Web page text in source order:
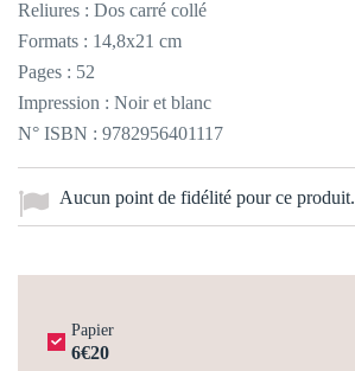
Reliures : Dos carré collé
Formats : 14,8x21 cm
Pages : 52
Impression : Noir et blanc
N° ISBN : 9782956401117
Aucun point de fidélité pour ce produit.
Papier
6€20